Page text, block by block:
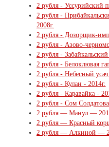
2 рубля - Уссурийский
2 рубля -
2008г.
2 рубля - Дозорщик-
2 рубля - Азово-
2 рубля -
2 рубля - Белоклювая
2 рубля - Небесный усач
2 рубля - Кулан - 2014г.
2 рубля - Каравайка -
2 рубля - Сом
2 рубля — Манул —
2 рубля — Красный
2 рубля — Алкиной —